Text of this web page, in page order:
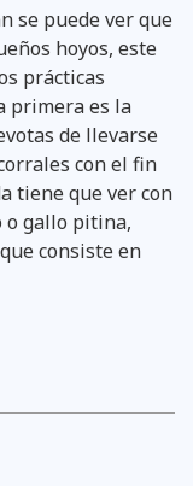
se puede ver que
hoyos, este
prácticas
primera es la
de llevarse
con el fin
tiene que ver con
o gallo pitina,
consiste en